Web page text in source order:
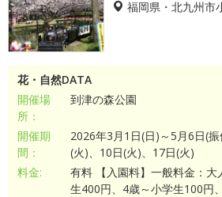
福岡県・北九州市
花・自然DATA
開催場
所：
到津の森公園
開催期
間：
2026年3月1日(日)～5月6日(
(火)、10日(火)、17日(火)
料金:
有料 【入園料】一般料金：
生400円、4歳～小学生100円